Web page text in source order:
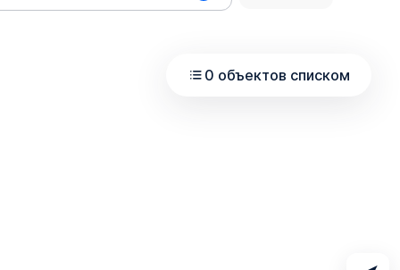
0 объектов списком